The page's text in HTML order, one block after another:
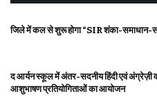
जिले में कल से शुरू होगा “SIR शंका-समाधान-
द आर्यन स्कूल में अंतर-सदनीय हिंदी एवं अंग्रेज़ी
आशुभाषण प्रतियोगिताओं का आयोजन